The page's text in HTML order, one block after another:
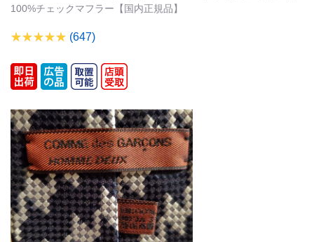
100%チェックマフラー【国内正規品】
(647)